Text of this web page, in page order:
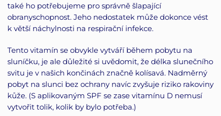
také ho potřebujeme pro správně šlapající
obranyschopnost. Jeho nedostatek může dokonce vést
k větší náchylnosti na respirační infekce.
Tento vitamín se obvykle vytváří během pobytu na
sluníčku, je ale důležité si uvědomit, že délka slunečního
svitu je v našich končinách značně kolísavá. Nadměrný
pobyt na slunci bez ochrany navíc zvyšuje riziko rakoviny
kůže. (S aplikovaným SPF se zase vitamínu D nemusí
vytvořit tolik, kolik by bylo potřeba.)